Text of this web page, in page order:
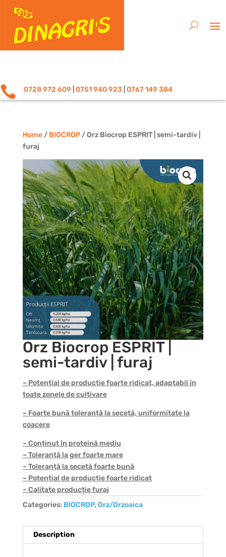
 0728 972 609 0751 940 923 0767 149 384
Home/ BIOCROP/ Orz Biocrop ESPRIT | semi-tardiv |
furaj
Orz Biocrop ESPRIT |
semi-tardiv | furaj
– Potențial de producție foarte ridicat, adaptabil în
toate zonele de cultivare
– Foarte bună toleranță la secetă, uniformitate la
coacere
– Conținut în proteină mediu
– Toleranță la ger foarte mare
– Toleranță la secetă foarte bună
– Potențial de producție foarte ridicat
– Calitate producție furaj
Categories: BIOCROP, Orz/Orzoaica
Description